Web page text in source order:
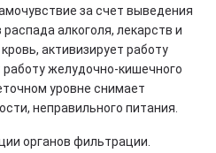
за счет выведения
алкоголя, лекарств и
активизирует работу
желудочно-кишечного
уровне снимает
неправильного питания.
органов фильтрации.